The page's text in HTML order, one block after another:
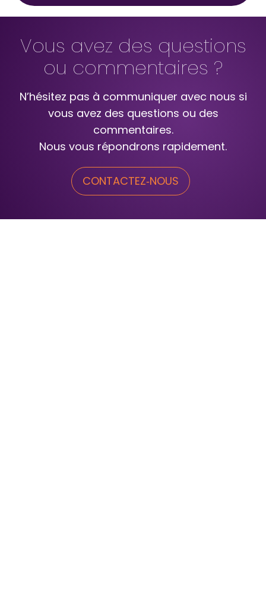
Vous avez des questions
ou commentaires ?
N’hésitez pas à communiquer avec nous si
vous avez des questions ou des
commentaires.
Nous vous répondrons rapidement.
CONTACTEZ‑NOUS